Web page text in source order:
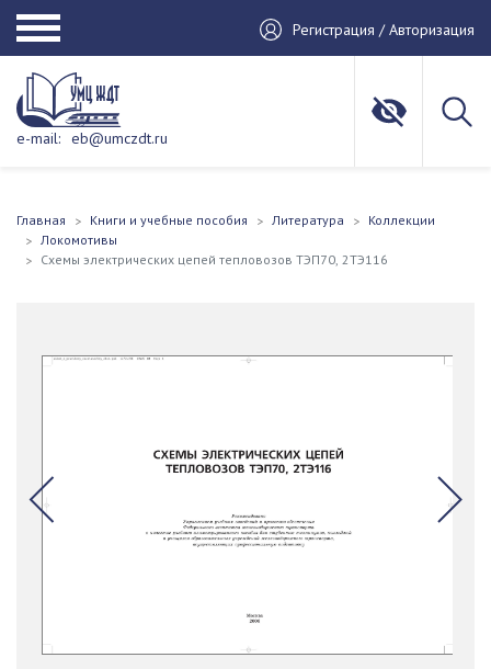
Регистрация / Авторизация
e-mail: eb@umczdt.ru
Главная Книги и учебные пособия Литература
Коллекции
Локомотивы
Схемы электрических цепей тепловозов ТЭП70, 2ТЭ116